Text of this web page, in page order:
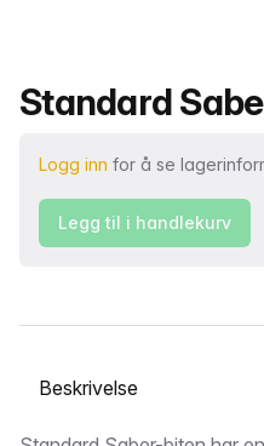
Standard
Logg inn for å se
Legg til i handlekurv
Velg en fane